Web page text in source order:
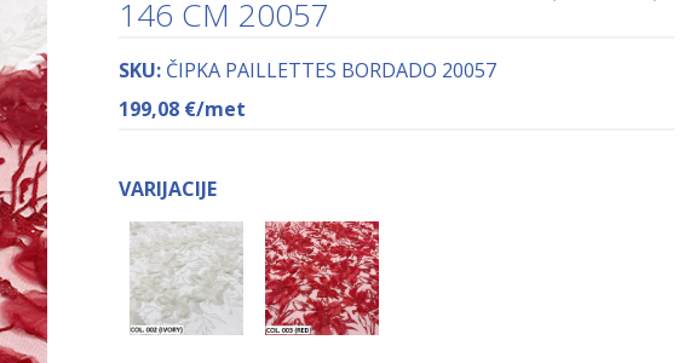
146 CM 20057
SKU: ČIPKA PAILLETTES BORDADO 20057
199,08 €/met
VARIJACIJE